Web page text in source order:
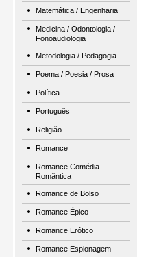
Matemática / Engenharia
Medicina / Odontologia /
Fonoaudiologia
Metodologia / Pedagogia
Poema / Poesia / Prosa
Política
Português
Religião
Romance
Romance Comédia
Romântica
Romance de Bolso
Romance Épico
Romance Erótico
Romance Espionagem